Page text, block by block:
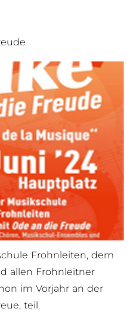
Frohnleiten, dem
allen Frohnleitner
im Vorjahr an der
teil.